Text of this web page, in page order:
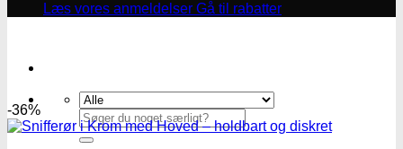
Læs vores anmeldelser Gå til rabatter
Søg
efter:
-36%